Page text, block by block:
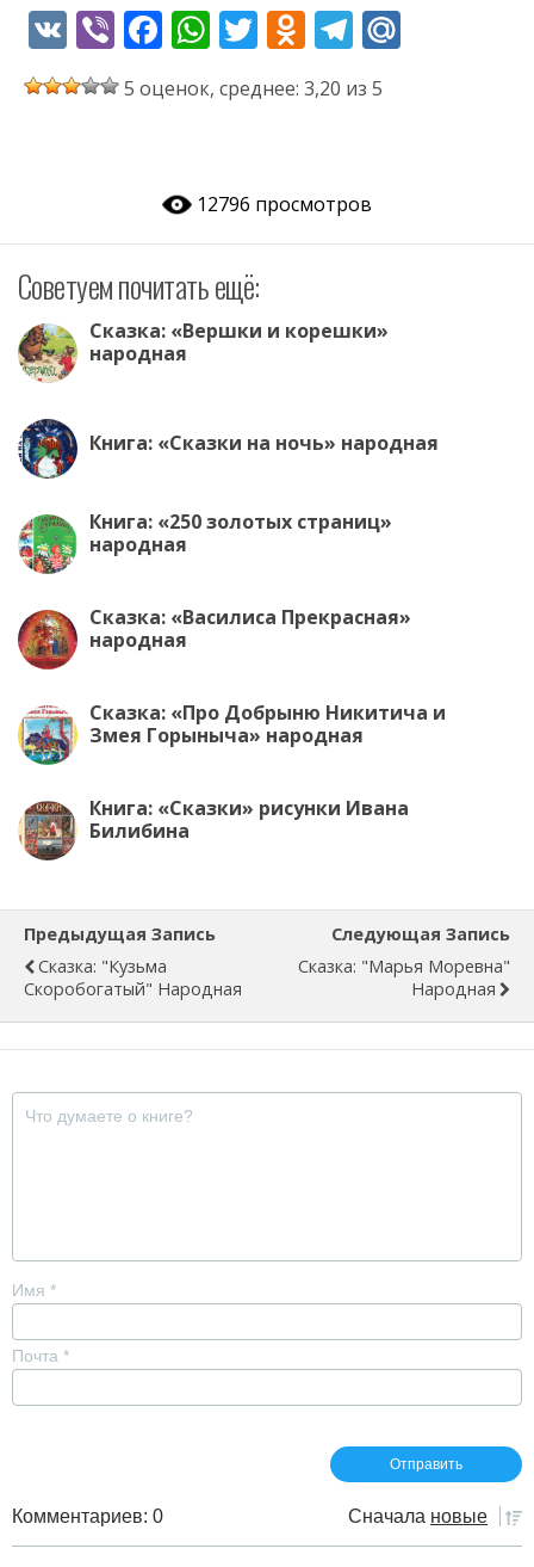
V
K
Vi
b
er
F
e
o
o
k
W
at
p
p
T
itt
O
d
n
as
s
ki
T
el
e
m
5 оценок, среднее: 3,20 из 5
12796 просмотров
Советуем почитать ещё:
Сказка: «Вершки и корешки»
народная
Книга: «Сказки на ночь» народная
Книга: «250 золотых страниц»
народная
Сказка: «Василиса Прекрасная»
народная
Сказка: «Про Добрыню Никитича и
Змея Горыныча» народная
Книга: «Сказки» рисунки Ивана
Билибина
Предыдущая Запись
Сказка: "Кузьма
Скоробогатый" Народная
Следующая Запись
Сказка: "Марья Моревна"
Народная
Имя *
Почта *
Комментариев: 0 Сначала новые